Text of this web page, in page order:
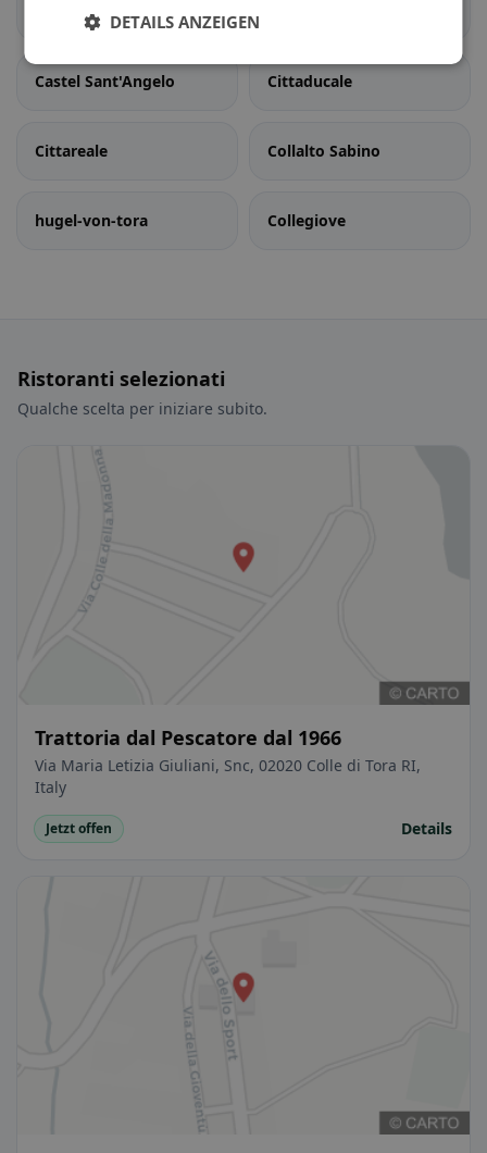
castel-von-tora
Castel Sant'Angelo Cittaducale
Cittareale Collalto Sabino
hugel-von-tora Collegiove
Ristoranti selezionati
Qualche scelta per iniziare subito.
Trattoria dal Pescatore dal 1966
Via Maria Letizia Giuliani, Snc, 02020 Colle di Tora RI,
Italy
Jetzt offen Details
DETAILS ANZEIGEN